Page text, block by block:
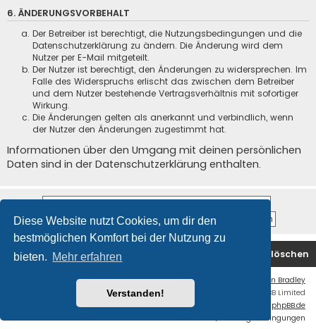
Diese Website nutzt Cookies, um dir den
bestmöglichen Komfort bei der Nutzung zu
bieten. Mehr erfahren
Verstanden!
6. ÄNDERUNGSVORBEHALT
Der Betreiber ist berechtigt, die Nutzungsbedingungen und die
Datenschutzerklärung zu ändern. Die Änderung wird dem
Nutzer per E-Mail mitgeteilt.
Der Nutzer ist berechtigt, den Änderungen zu widersprechen. Im
Falle des Widerspruchs erlischt das zwischen dem Betreiber
und dem Nutzer bestehende Vertragsverhältnis mit sofortiger
Wirkung.
Die Änderungen gelten als anerkannt und verbindlich, wenn
der Nutzer den Änderungen zugestimmt hat.
Informationen über den Umgang mit deinen persönlichen
Daten sind in der Datenschutzerklärung enthalten.
Foren-Übersicht Alle Cookies löschen
Ian Bradley
Powered byphpBB
® Forum Software © phpBB Limited
Deutsche Übersetzung durch phpBB.de
Nutzungsbedingungen